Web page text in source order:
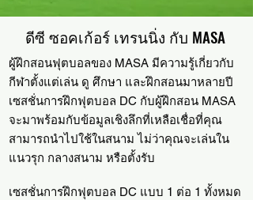
ดีซี ซอคเก้อร์ เทรนนิ่ง กับ MASA
ผู้ฝึกสอนฟุตบอลของ MASA มีความรู้เกี่ยวกับ
กีฬาตั้งแต่เล่น ดู ศึกษา และฝึกสอนมาหลายปี
เซสชั่นการฝึกฟุตบอล DC กับผู้ฝึกสอน MASA
จะมาพร้อมกับข้อมูลเชิงลึกที่เหลือเชื่อที่คุณ
สามารถนำไปใช้ในสนาม ไม่ว่าคุณจะเล่นใน
แนวรุก กลางสนาม หรือตั้งรับ
เซสชั่นการฝึกฟุตบอล DC แบบ 1 ต่อ 1 ทั้งหมด